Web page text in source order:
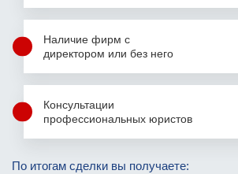
Наличие фирм с
директором или без него
Консультации
профессиональных юристов
По итогам сделки вы получаете:
Фамилия Имя Отчество